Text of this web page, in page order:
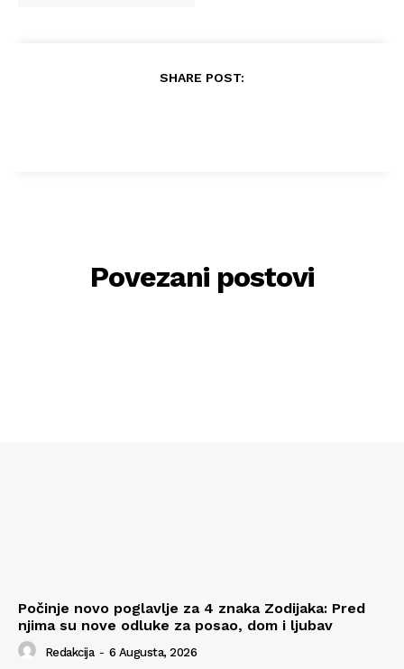
SHARE POST:
Povezani postovi
Počinje novo poglavlje za 4 znaka Zodijaka: Pred
njima su nove odluke za posao, dom i ljubav
Redakcija - 6 Augusta, 2026